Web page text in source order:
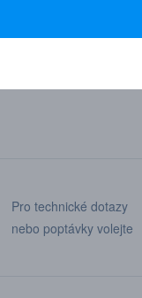
Pro technické dotazy
nebo poptávky volejte